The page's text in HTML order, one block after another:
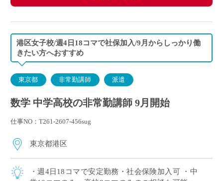
港区女子校/週4日18コマで社保加入/9月からしっかり働
きたい方へおすすめ
東京都 非常勤講師 派遣
数学 中学高校の非常勤講師 9月開始
仕事NO：T261-2607-456sug
東京都港区
・週4日18コマで安定勤務・社会保険加入可 ・中